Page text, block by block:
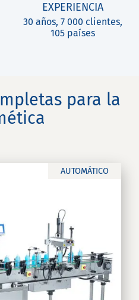
EXPERIENCIA
30 años, 7 000 clientes,
105 países
para la
AUTOMÁTICO